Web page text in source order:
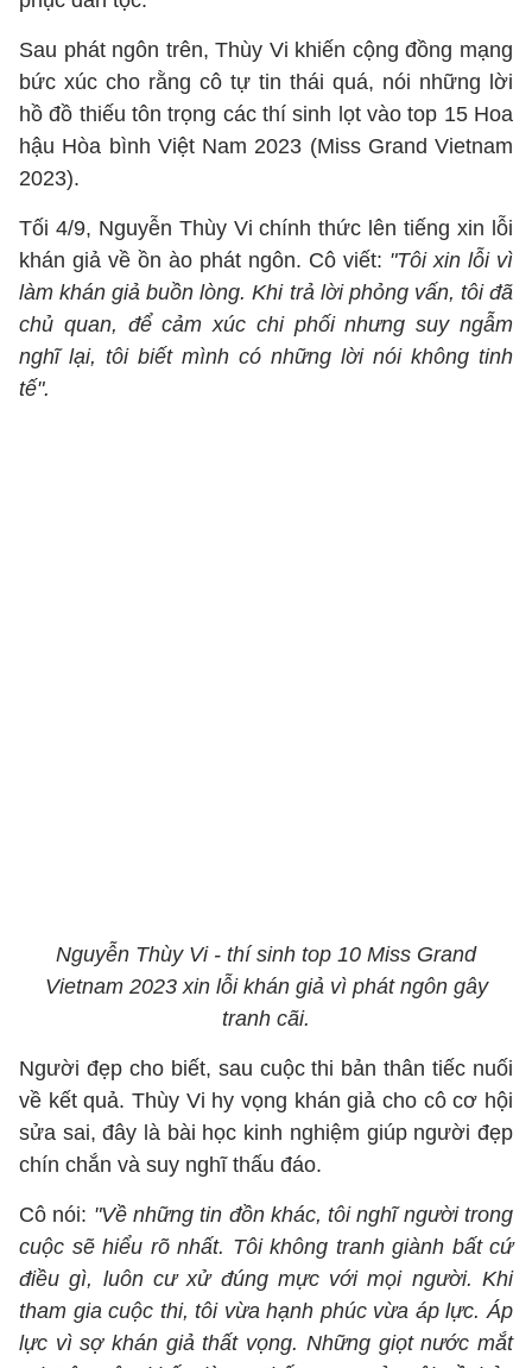
Sau phát ngôn trên, Thùy Vi khiến cộng đồng mạng
bức xúc cho rằng cô tự tin thái quá, nói những lời
hồ đồ thiếu tôn trọng các thí sinh lọt vào top 15 Hoa
hậu Hòa bình Việt Nam 2023 (Miss Grand Vietnam
2023).
Tối 4/9, Nguyễn Thùy Vi chính thức lên tiếng xin lỗi
khán giả về ồn ào phát ngôn. Cô viết: "Tôi xin lỗi vì
làm khán giả buồn lòng. Khi trả lời phỏng vấn, tôi đã
chủ quan, để cảm xúc chi phối nhưng suy ngẫm
nghĩ lại, tôi biết mình có những lời nói không tinh
tế".
Nguyễn Thùy Vi - thí sinh top 10 Miss Grand
Vietnam 2023 xin lỗi khán giả vì phát ngôn gây
tranh cãi.
Người đẹp cho biết, sau cuộc thi bản thân tiếc nuối
về kết quả. Thùy Vi hy vọng khán giả cho cô cơ hội
sửa sai, đây là bài học kinh nghiệm giúp người đẹp
chín chắn và suy nghĩ thấu đáo.
Cô nói: "Về những tin đồn khác, tôi nghĩ người trong
cuộc sẽ hiểu rõ nhất. Tôi không tranh giành bất cứ
điều gì, luôn cư xử đúng mực với mọi người. Khi
tham gia cuộc thi, tôi vừa hạnh phúc vừa áp lực. Áp
lực vì sợ khán giả thất vọng. Những giọt nước mắt